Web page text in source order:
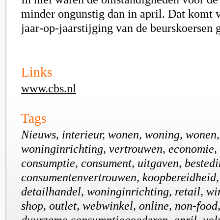
minder ongunstig dan in april. Dat komt
jaar-op-jaarstijging van de beurskoersen
Links
www.cbs.nl
Tags
Nieuws, interieur, wonen, woning, wonen,
woninginrichting, vertrouwen,
consumptie, consument, uitgaven,
consumentenvertrouwen,
detailhandel, woninginrichting, retail,
shop, outlet, webwinkel, online, non-